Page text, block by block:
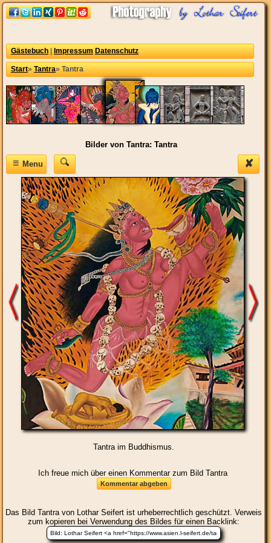
Gästebuch Impressum Datenschutz
Start» Tantra» Tantra
Bilder von Tantra: Tantra
✘
≡Menu
Tantra im Buddhismus.
Ich freue mich über einen Kommentar zum Bild Tantra
Das Bild Tantra von Lothar Seifert ist urheberrechtlich geschützt. Verweis
zum kopieren bei Verwendung des Bildes für einen Backlink: